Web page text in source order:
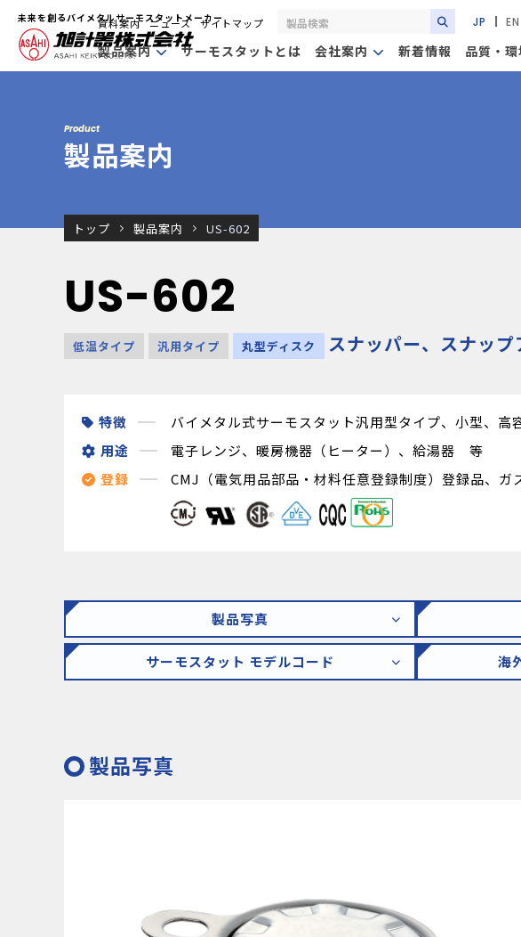
未来を創るバイメタルサーモスタットメーカー
製品案内 サーモスタットとは 会社案内 新着情報 品質・環
資料案内 ニュース サイトマップ JP EN
Product
製品案内
トップ 製品案内 US-602
US-602
低温タイプ 汎用タイプ 丸型ディスク スナッパー、スナッ
特徴
バイメタル式サーモスタット汎用型タイプ、小型、高
用途
電子レンジ、暖房機器（ヒーター）、給湯器 等
登録
CMJ（電気用品部品・材料任意登録制度）登録品、
製品写真
サーモスタット モデルコード 海
製品写真